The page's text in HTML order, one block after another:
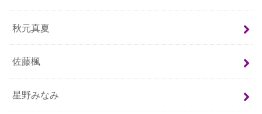
秋元真夏
佐藤楓
星野みなみ